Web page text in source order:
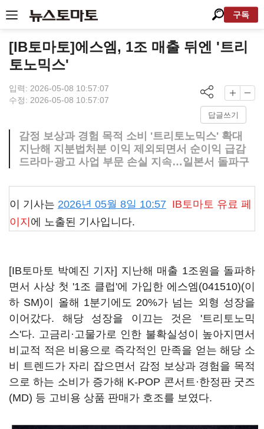
구독
[IB토마토]에스엠, 1조 매출 뒤엔 '트리
토노믹스'
입력: 2026-05-08 10:57:07
수정: 2026-05-08 10:57:07
답글쓰기
감정 보상과 경험 목적 소비 '트리토노믹스' 확대
지난해 지분법처분 이익 제외되면서 순이익 급감
드라마·광고 사업 부문 손실 지속…일본서 돌파구
이 기사는 2026년 05월 8일 10:57 IB토마토 유료 페
이지 에 노출된 기사입니다.
[IB토마토 박예진 기자] 지난해 매출 1조원을 돌파하
면서 사상 첫 '1조 클럽'에 가입한 에스엠(041510)(이
하 SM)이 올해 1분기에도 20%가 넘는 외형 성장을
이어갔다. 해당 성장을 이끄는 것은 '트리토노믹
스'다. 고금리·고물가로 인한 불확실성이 높아지면서
비교적 적은 비용으로 즉각적인 만족을 얻는 해당 소
비 트렌드가 자리 잡으면서 감정 보상과 경험을 목적
으로 하는 소비가 증가해 K-POP 콘서트·한정판 굿즈
(MD) 등 고비용 상품 판매가 호조를 보였다.